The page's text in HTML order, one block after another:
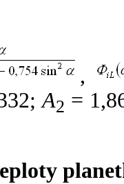
,
A2 =